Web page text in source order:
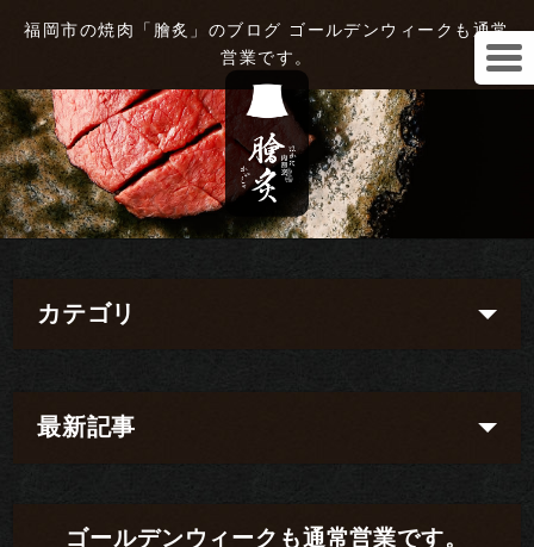
福岡市の焼肉「膾炙」のブログ ゴールデンウィークも通常
営業です。
カテゴリ
最新記事
ゴールデンウィークも通常営業です。